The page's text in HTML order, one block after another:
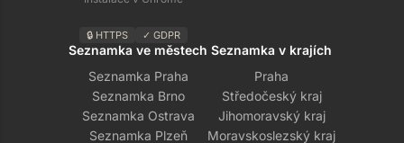
🔒 HTTPS ✓ GDPR
Seznamka ve městech
Seznamka Praha
Seznamka Brno
Seznamka Ostrava
Seznamka Plzeň
Seznamka v krajích
Praha
Středočeský kraj
Jihomoravský kraj
Moravskoslezský kraj